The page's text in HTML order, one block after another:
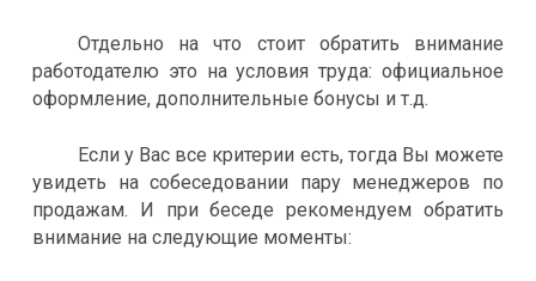
Отдельно на что стоит обратить внимание
работодателю это на условия труда: официальное
оформление, дополнительные бонусы и т.д.
Если у Вас все критерии есть, тогда Вы можете
увидеть на собеседовании пару менеджеров по
продажам. И при беседе рекомендуем обратить
внимание на следующие моменты: